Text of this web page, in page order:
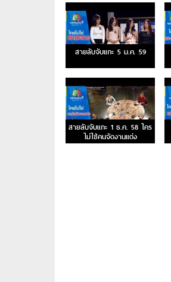
สายลับจับแกะ 5 ม.ค. 59
สายลับจับแกะ 1 ธ.ค. 58 ใคร
ไม่ใช่คนจัดงานแต่ง